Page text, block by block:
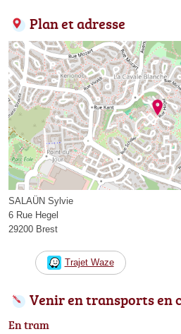
Plan et adresse
SALAÜN Sylvie
6 Rue Hegel
29200 Brest
Trajet Waze
Venir en transports en
En tram